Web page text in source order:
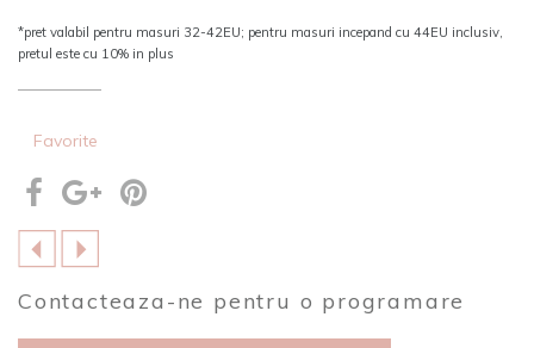
*pret valabil pentru masuri 32-42EU; pentru masuri incepand cu 44EU inclusiv,
pretul este cu 10% in plus
Favorite
Contacteaza-ne pentru o programare